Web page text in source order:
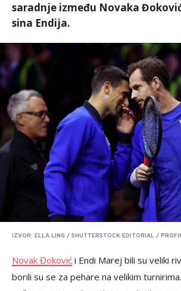
saradnje između Novaka
sina Endija.
IZVOR: ELLA LING / SHUTTERSTOCK EDITORIAL /
Novak Đoković i Endi Marej bili su veliki
borili su se za pehare na velikim